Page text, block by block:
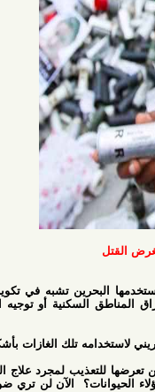
تشبه في تكوينها الأسلحة
أو توجيه القنابل نحو
تلك الغازات بأشكال مميتة.
لمجرد علاج المتظاهرين،
هؤلاء الحيوانات؟ الآن لن تري ضوء الشمس